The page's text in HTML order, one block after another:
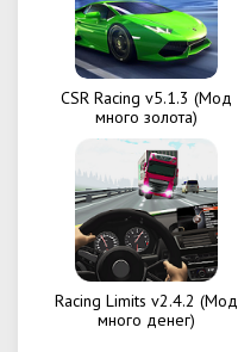
CSR Racing v5.1.3 (Мод
много золота)
Racing Limits v2.4.2 (Мод
много денег)